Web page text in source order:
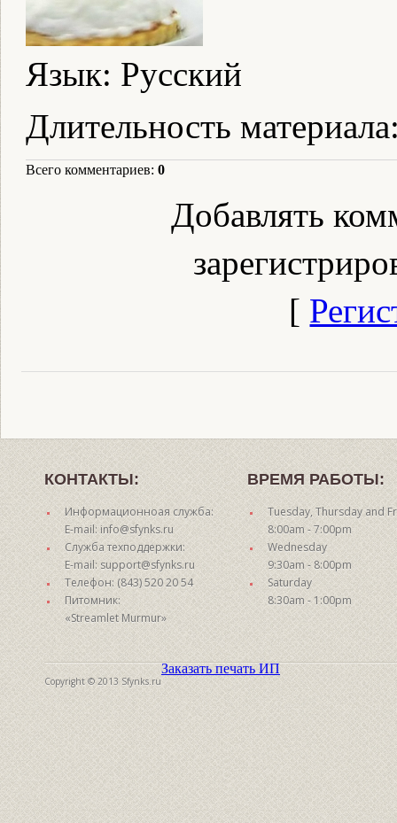
Язык: Русский
Длительность материала
Всего комментариев: 0
Добавлять
[
КОНТАКТЫ:
Информационноая служба:
E-mail: info@sfynks.ru
Служба техподдержки:
E-mail: support@sfynks.ru
Телефон: (843) 520 20 54
Питомник:
«Streamlet Murmur»
ВРЕМЯ РАБОТЫ:
Tuesday, Thursday and
8:00am - 7:00pm
Wednesday
9:30am - 8:00pm
Saturday
8:30am - 1:00pm
Copyright © 2013 Sfynks.ru
Заказать печать ИП